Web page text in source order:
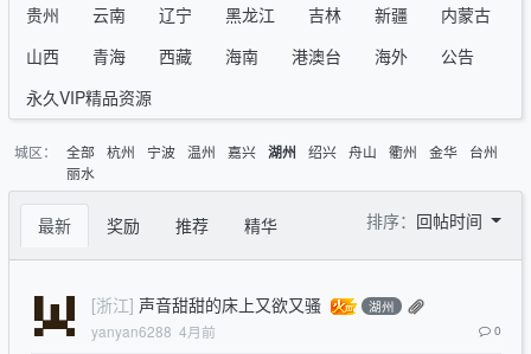
贵州
云南 辽宁 黑龙江 吉林 新疆
内蒙古
山西
青海 西藏 海南 港澳台 海外
公告
永久VIP精品资源
城区： 全部 杭州 宁波 温州 嘉兴 湖州 绍兴 舟山 衢州 金华
台州
丽水
最新 奖励 推荐 精华 排序： 回帖时间
[浙江] 声音甜甜的床上又欲又骚 湖州
yanyan6288 4月前 0